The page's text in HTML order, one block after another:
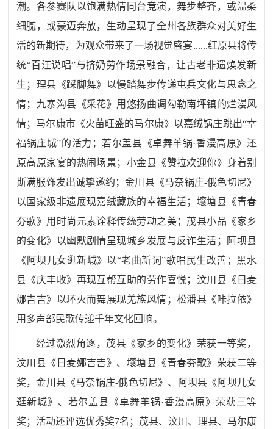
潮。各参赛队以饱满热情同台竞演，舞步整齐，或温柔
细腻，或豪迈奔放，生动呈现了全州各族群众对美好生
活的新期待，为观众带来了一场视觉盛宴......红原县将传
统“百汪说唱”与挤奶劳作场景融合，让古老非遗焕发新
生；理县《踩脚舞》以慢踏舞步传递屯兵文化与思念之
情；九寨沟县《采花》用悠扬曲调勾勒南坪镇的烂漫风
情；马尔康市《火苗旺盛的马尔康》以嘉绒锅庄跳出“幸
福锅庄城”的活力；若尔盖县《卓舞羊锅·香漫高原》还
原高原家宴的热闹场景；小金县《赞拉欢迎你》身着别
斯满服饰发出诚挚邀约；金川县《马奈锅庄-俄色切尼》
以国家级非遗展现嘉绒藏族的幸福生活；壤塘县《青春
夯歌》用时尚元素诠释传统劳动之美；茂县小品《家乡
的变化》以幽默剧情呈现城乡发展与反诈生活；阿坝县
《阿坝儿女逛新城》以“老曲新词”歌唱民生改善；黑水
县《庆丰收》再现互帮互助的劳作喜悦；汶川县《日麦
娜吉吉》以环火而舞展现羌族风情；松潘县《咔拉依》
用多声部民歌传递千年文化回响。
经过激烈角逐，茂县《家乡的变化》荣获一等奖，
汶川县《日麦娜吉吉》、壤塘县《青春夯歌》荣获二等
奖，金川县《马奈锅庄-俄色切尼》、阿坝县《阿坝儿女
逛新城》、若尔盖县《卓舞羊锅·香漫高原》荣获三等
奖；活动还评选优秀奖7名；茂县、汶川、理县、马尔康